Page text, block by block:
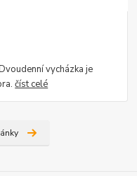
vycházka je
číst celé